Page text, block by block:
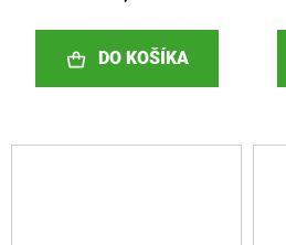
DO KOŠÍKA